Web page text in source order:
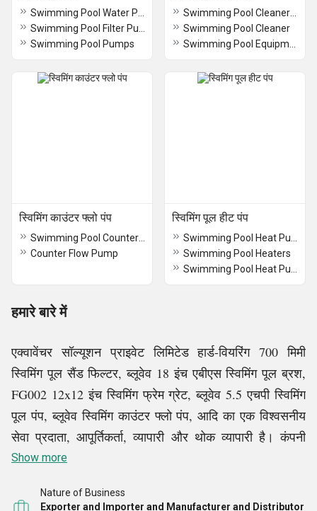
Swimming Pool Pumps
Swimming Pool Cleaner
स्विमिंग काउंटर फ्लो पंप
Counter Flow Pump
स्विमिंग पूल हीट पंप
Swimming Pool Heaters
हमारे बारे में
एक्वावेंचर सॉल्यूशन प्राइवेट लिमिटेड हार्ड-वियरिंग 700 मिमी
स्विमिंग पूल सैंड फिल्टर, ब्लूवेव 18 इंच एबीएस स्विमिंग पूल ब्रश,
FG002 12x12 इंच स्विमिंग फ्रेम ग्रेट, ब्लूवेव 5.5 एचपी स्विमिंग
पूल पंप, ब्लूवेव स्विमिंग काउंटर फ्लो पंप, आदि का एक विश्वसनीय
सेवा प्रदाता, आपूर्तिकर्ता, व्यापारी और थोक व्यापारी है। कंपनी
ग्राहकों को सर्वश्रेष्ठ प्रदान करने के लिए अग्रणी निर्माताओं से
एक पेशेवर नाम है। एक समृद्ध विक्रेता आधार के साथ, हम गुणवत्ता
Show more
Nature of Business
Exporter and Importer and Manufacturer and Distributor